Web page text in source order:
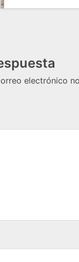
electrónico